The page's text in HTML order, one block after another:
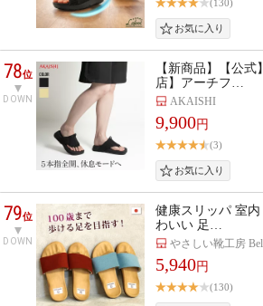
(130)
78位
DOWN
【新商品】【公
店】アーチフ…
AKAISHI
9,900円
(3)
79位
DOWN
健康スリッパ 室
わいい 足…
やさしい靴工房
5,940円
(130)